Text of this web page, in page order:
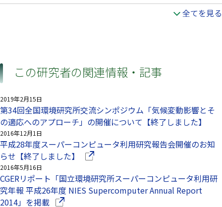
全てを見る
この研究者の関連情報・記事
2019年2月15日
第34回全国環境研究所交流シンポジウム「気候変動影響とそ
の適応へのアプローチ」の開催について【終了しました】
2016年12月1日
平成28年度スーパーコンピュータ利用研究報告会開催のお知
らせ【終了しました】
（別ウインドウで開きます）
2016年5月16日
CGERリポート「国立環境研究所スーパーコンピュータ利用研
究年報 平成26年度 NIES Supercomputer Annual Report
2014」を掲載（別ウインドウで開きます）